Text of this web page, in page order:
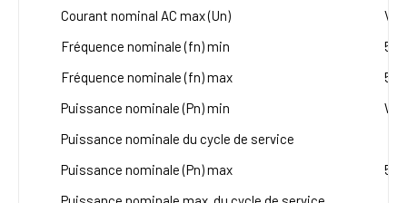
Courant nominal AC max (Un)
V
Fréquence nominale (fn) min
50
Fréquence nominale (fn) max
50
Puissance nominale (Pn) min
W
Puissance nominale du cycle de service
Puissance nominale (Pn) max